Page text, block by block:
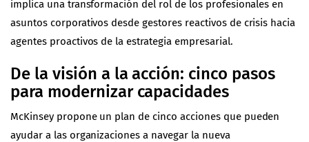
implica una transformación del rol de los profesionales en
asuntos corporativos desde gestores reactivos de crisis hacia
agentes proactivos de la estrategia empresarial.
De la visión a la acción: cinco pasos
para modernizar capacidades
McKinseypropone un plan de cinco acciones que pueden
ayudar a las organizaciones a navegar la nueva